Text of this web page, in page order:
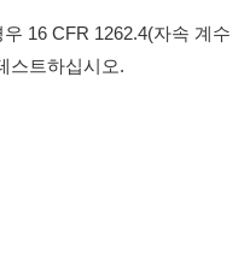
16 CFR 1262.4(자속 계수
스트하십시오.